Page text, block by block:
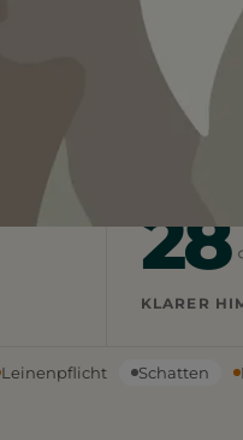
guter Tag für
kaum Schatten vor Ort.
28
KLARER
Leinenpflicht Schatten